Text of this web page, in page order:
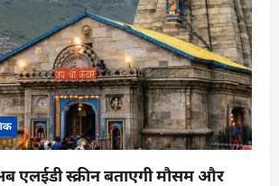
एलईडी स्क्रीन बताएगी मौसम और